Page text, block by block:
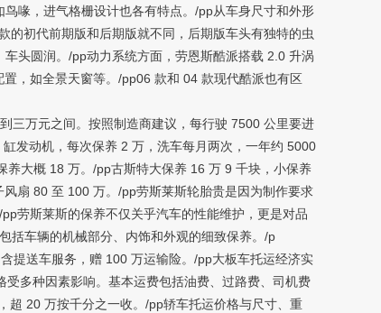
喙，进气格栅设计也各有特点。/pp从车身尺寸和外形
初代前期版和后期版就不同，后期版车头有独特的虫
头圆润。/pp动力系统方面，劳恩斯酷派搭载 2.0 升涡
，如全景天窗等。/pp06 款和 04 款现代酷派也有区
万元之间。按照制造商建议，每行驶 7500 公里要进
发动机，每次保养 2 万，洗车每月两次，一年约 5000
大概 18 万。/pp古斯特大保养 16 万 9 千块，小保养
扇 80 至 100 万。/pp劳斯莱斯轮胎贵是因为制作要求
劳斯莱斯的保养不仅关乎汽车的性能维护，更是对品
括车辆的机械部分、内饰和外观的细致保养。/p
送车服务，赠 100 万运输险。/pp大板车托运经济实
多种因素影响。基本运费包括油费、过路费、司机费
超 20 万按千分之一收。/pp轿车托运价格与尺寸、重